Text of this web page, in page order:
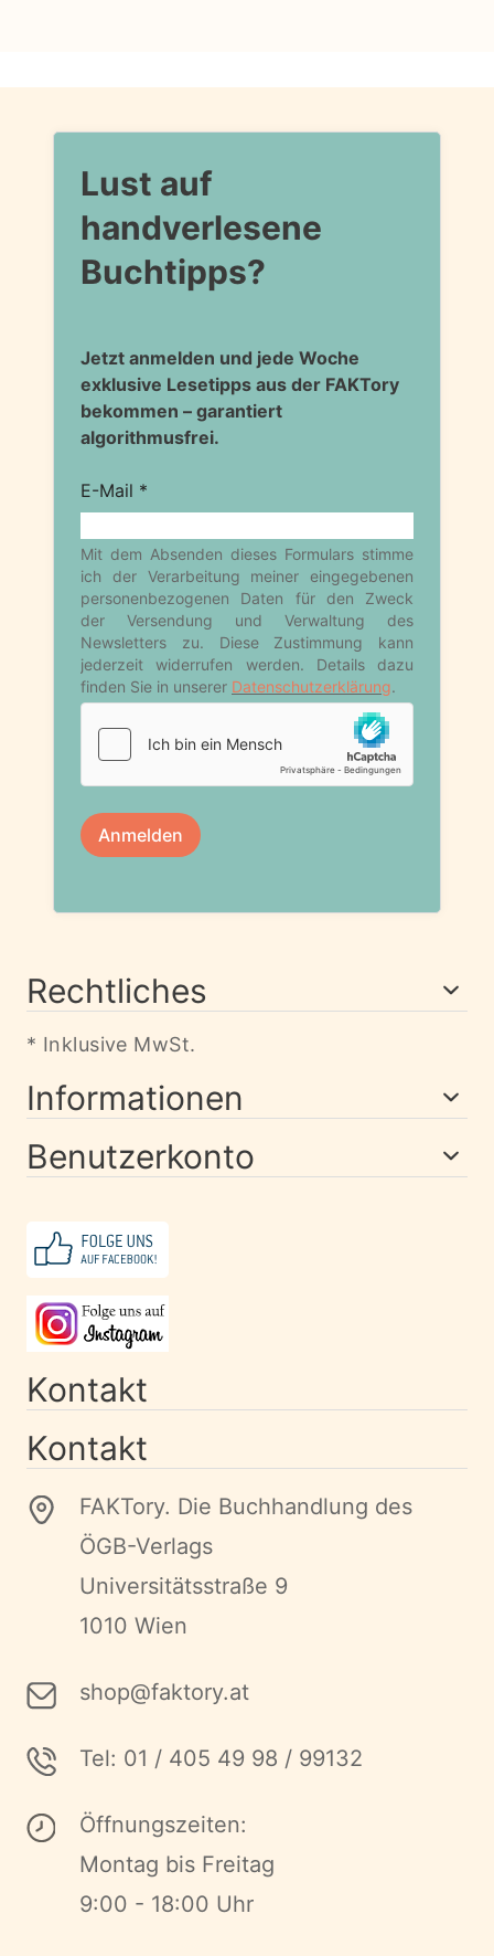
Lust auf
handverlesene
Buchtipps?
Rechtliches
* Inklusive MwSt.
Informationen
Benutzerkonto
Kontakt
Kontakt
FAKTory. Die Buchhandlung des
ÖGB-Verlags
Universitätsstraße 9
1010 Wien
shop@faktory.at
Tel: 01 / 405 49 98 / 99132
Öffnungszeiten:
Montag bis Freitag
9:00 - 18:00 Uhr